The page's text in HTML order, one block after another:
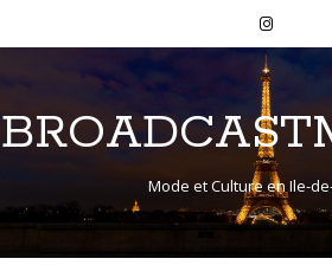
Mode et Culture en Ile-